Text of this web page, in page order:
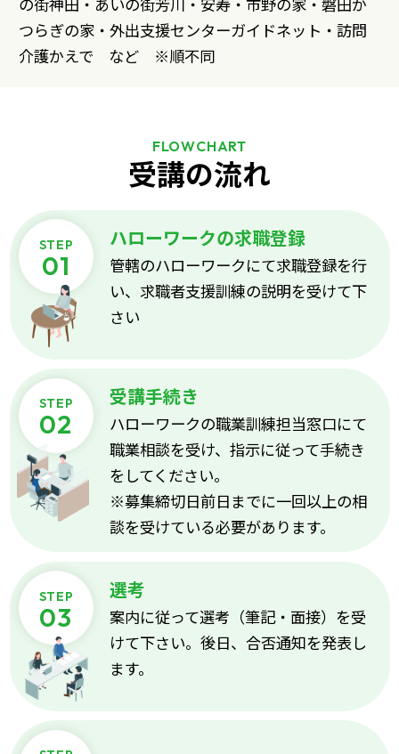
つらぎの家・外出支援センターガイドネット・訪問
介護かえで など ※順不同
FLOWCHART
受講の流れ
ハローワークの求職登録
管轄のハローワークにて求職登録を行
い、求職者支援訓練の説明を受けて下
さい
受講手続き
ハローワークの職業訓練担当窓口にて
職業相談を受け、指示に従って手続き
をしてください。
※募集締切日前日までに一回以上の相
談を受けている必要があります。
選考
案内に従って選考（筆記・面接）を受
けて下さい。後日、合否通知を発表し
ます。